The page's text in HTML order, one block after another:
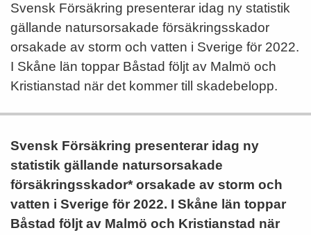
Svensk Försäkring presenterar idag ny statistik
gällande natursorsakade försäkringsskador
orsakade av storm och vatten i Sverige för 2022.
I Skåne län toppar Båstad följt av Malmö och
Kristianstad när det kommer till skadebelopp.
Svensk Försäkring presenterar idag ny
statistik gällande natursorsakade
försäkringsskador* orsakade av storm och
vatten i Sverige för 2022. I Skåne län toppar
Båstad följt av Malmö och Kristianstad när